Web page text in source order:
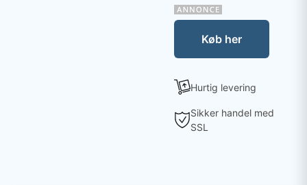
Køb her
Hurtig levering
Sikker handel med
SSL